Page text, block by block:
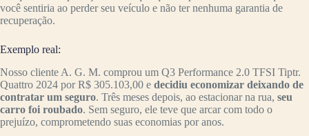
você sentiria ao perder seu veículo e não ter nenhuma garantia de
recuperação.
Exemplo real:
Nosso cliente A. G. M. comprou um Q3 Performance 2.0 TFSI Tiptr.
Quattro 2024 por R$ 305.103,00 e decidiu economizar deixando de
contratar um seguro. Três meses depois, ao estacionar na rua, seu
carro foi roubado. Sem seguro, ele teve que arcar com todo o
prejuízo, comprometendo suas economias por anos.